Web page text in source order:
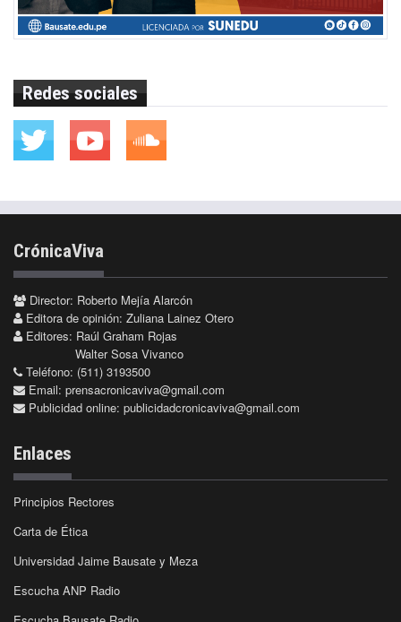
Redes sociales
CrónicaViva
Director: Roberto Mejía Alarcón
Editora de opinión: Zuliana Lainez Otero
Editores: Raúl Graham Rojas
Walter Sosa Vivanco
Teléfono: (511) 3193500
Email: prensacronicaviva@gmail.com
Publicidad online: publicidadcronicaviva@gmail.com
Enlaces
Principios Rectores
Carta de Ética
Universidad Jaime Bausate y Meza
Escucha ANP Radio